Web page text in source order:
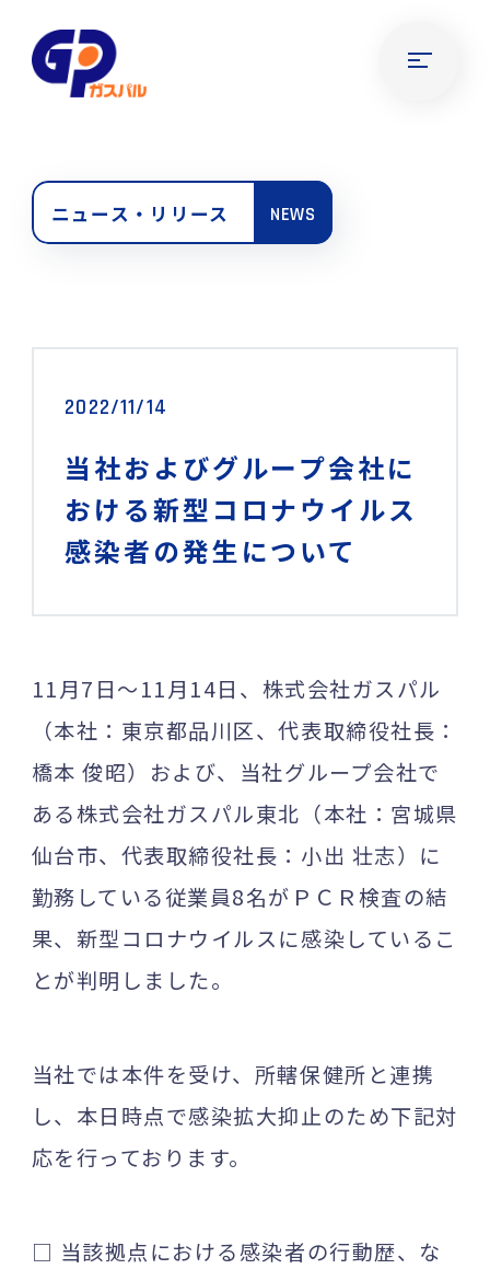
ニュース・リリース NEWS
2022/11/14
当社およびグループ会社に
おける新型コロナウイルス
感染者の発生について
11月7日～11月14日、株式会社ガスパル
（本社：東京都品川区、代表取締役社長：
橋本 俊昭）および、当社グループ会社で
ある株式会社ガスパル東北（本社：宮城県
仙台市、代表取締役社長：小出 壮志）に
勤務している従業員8名がＰＣＲ検査の結
果、新型コロナウイルスに感染しているこ
とが判明しました。
当社では本件を受け、所轄保健所と連携
し、本日時点で感染拡大抑止のため下記対
応を行っております。
□ 当該拠点における感染者の行動歴、な